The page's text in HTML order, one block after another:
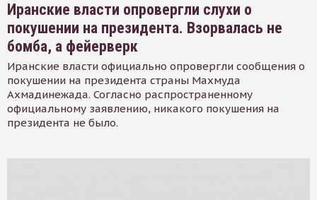
Иранские власти опровергли слухи о
покушении на президента. Взорвалась не
бомба, а фейерверк
Иранские власти официально опровергли сообщения о
покушении на президента страны Махмуда
Ахмадинежада. Согласно распространенному
официальному заявлению, никакого покушения на
президента не было.